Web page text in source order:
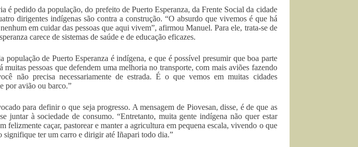
é pedido da população, do prefeito de Puerto Esperanza, da Frente Social da cidade
dirigentes indígenas são contra a construção. “O absurdo que vivemos é que há
em cuidar das pessoas que aqui vivem”, afirmou Manuel. Para ele, trata-se de
carece de sistemas de saúde e de educação eficazes.
população de Puerto Esperanza é indígena, e que é possível presumir que boa parte
muitas pessoas que defendem uma melhoria no transporte, com mais aviões fazendo
não precisa necessariamente de estrada. É o que vemos em muitas cidades
por avião ou barco.”
para definir o que seja progresso. A mensagem de Piovesan, disse, é de que as
juntar à sociedade de consumo. “Entretanto, muita gente indígena não quer estar
felizmente caçar, pastorear e manter a agricultura em pequena escala, vivendo o que
signifique ter um carro e dirigir até Iñapari todo dia.”